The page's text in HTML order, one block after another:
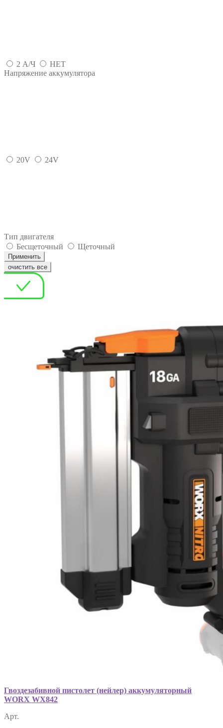
2 А/Ч
НЕТ
Напряжение аккумулятора
20V 24V
Тип двигателя
Бесщеточный
Щеточный
Применить
очистить все
Гвоздезабивной пистолет (нейлер) аккумуляторный
WORX WX842
Арт.